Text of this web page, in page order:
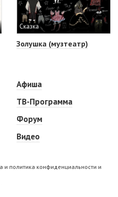
Сказка
Золушка (музтеатр)
Афиша
ТВ-Программа
Форум
Видео
и политика конфиденциальности и